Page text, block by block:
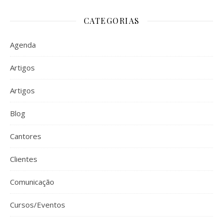
CATEGORIAS
Agenda
Artigos
Artigos
Blog
Cantores
Clientes
Comunicação
Cursos/Eventos